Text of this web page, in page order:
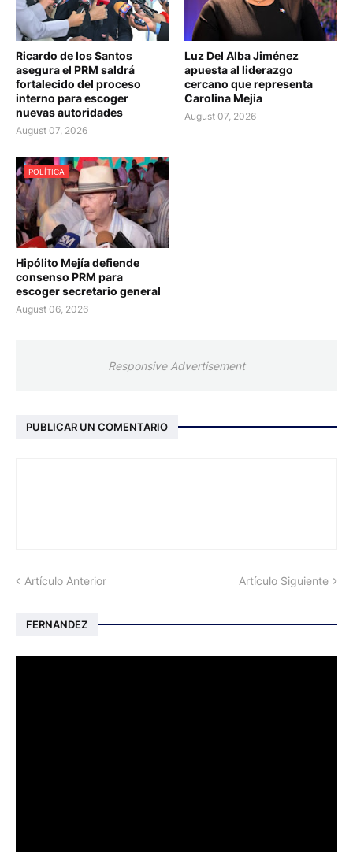
Ricardo de los Santos
asegura el PRM saldrá
fortalecido del proceso
interno para escoger
nuevas autoridades
August 07, 2026
Luz Del Alba Jiménez
apuesta al liderazgo
cercano que representa
Carolina Mejia
August 07, 2026
POLÍTICA
Hipólito Mejía defiende
consenso PRM para
escoger secretario general
August 06, 2026
Responsive Advertisement
PUBLICAR UN COMENTARIO
Artículo Anterior Artículo Siguiente
FERNANDEZ